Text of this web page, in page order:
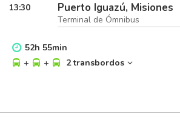
13:30 Puerto Iguazú, Misiones
Terminal de Ómnibus
52h 55min
+
+ 2 transbordos